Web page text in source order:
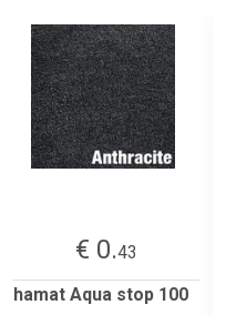
€ 0.43
hamat Aqua stop 100